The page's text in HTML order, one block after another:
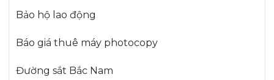
Bảo hộ lao động
Báo giá thuê máy photocopy
Đường sắt Bắc Nam